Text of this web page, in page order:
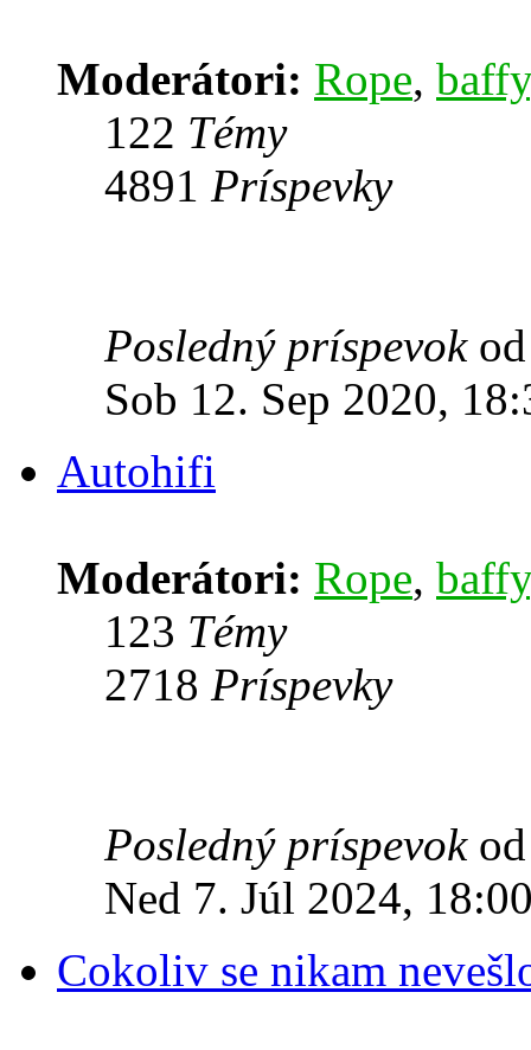
Moderátori: Rope, baffy
122 Témy
4891 Príspevky
Posledný príspevok
Sob 12. Sep 2020,
Autohifi
Moderátori: Rope, baffy
123 Témy
2718 Príspevky
Posledný príspevok
Ned 7. Júl 2024,
Cokoliv se nikam